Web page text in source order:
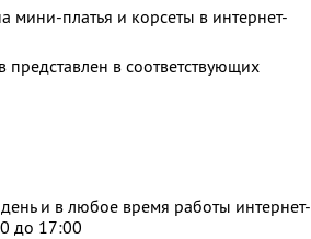
мини-платья и корсеты в интернет-
в соответствующих
и в любое время работы интернет-
до 17:00